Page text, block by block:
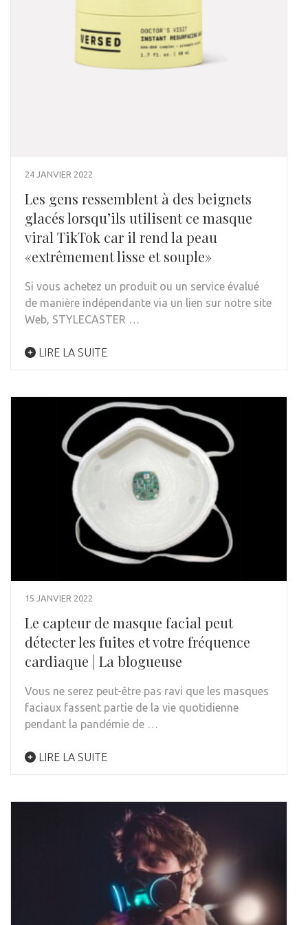
24 JANVIER 2022
Les gens ressemblent à des beignets
glacés lorsqu’ils utilisent ce masque
viral TikTok car il rend la peau
«extrêmement lisse et souple»
Si vous achetez un produit ou un service évalué
de manière indépendante via un lien sur notre site
Web, STYLECASTER …
LIRE LA SUITE
15 JANVIER 2022
Le capteur de masque facial peut
détecter les fuites et votre fréquence
cardiaque | La blogueuse
Vous ne serez peut-être pas ravi que les masques
faciaux fassent partie de la vie quotidienne
pendant la pandémie de …
LIRE LA SUITE